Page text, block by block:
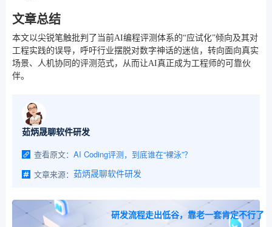
文章总结
本文以尖锐笔触批判了当前AI编程评测体系的“应试化”倾向及其对
工程实践的误导，呼吁行业摆脱对数字神话的迷信，转向面向真实
场景、人机协同的评测范式，从而让AI真正成为工程师的可靠伙
伴。
茹炳晟聊软件研发
查看原文： AI Coding评测，到底谁在“裸泳”？
文章来源：
茹炳晟聊软件研发
研发流程走出低谷，靠老一套肯定不行了